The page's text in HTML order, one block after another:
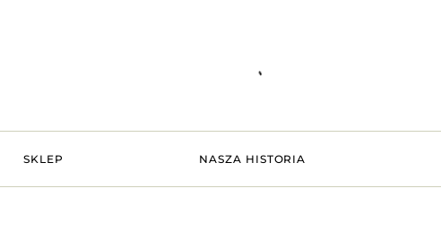
SKLEP NASZA HISTORIA